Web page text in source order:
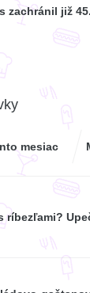
zachránil již
mesiac
ríbezľami?